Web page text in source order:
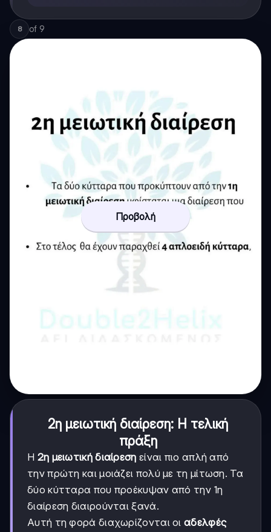
8 of 9
Προβολή
2η μειωτική διαίρεση: Η τελική
πράξη
Η 2η μειωτική διαίρεση είναι πιο απλή από
την πρώτη και μοιάζει πολύ με τη μίτωση. Τα
δύο κύτταρα που προέκυψαν από την 1η
διαίρεση διαιρούνται ξανά.
Αυτή τη φορά διαχωρίζονται οι αδελφές